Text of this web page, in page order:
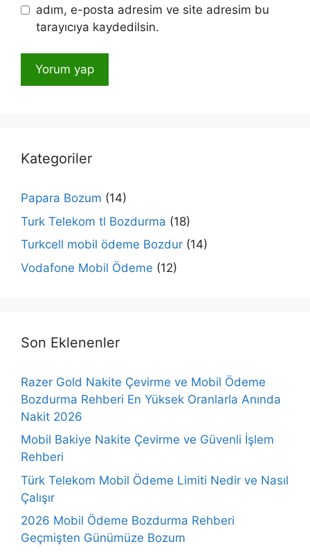
adım, e-posta adresim ve site adresim bu
tarayıcıya kaydedilsin.
Kategoriler
Papara Bozum (14)
Turk Telekom tl Bozdurma (18)
Turkcell mobil ödeme Bozdur (14)
Vodafone Mobil Ödeme (12)
Son Eklenenler
Razer Gold Nakite Çevirme ve Mobil Ödeme
Bozdurma Rehberi En Yüksek Oranlarla Anında
Nakit 2026
Mobil Bakiye Nakite Çevirme ve Güvenli İşlem
Rehberi
Türk Telekom Mobil Ödeme Limiti Nedir ve Nasıl
Çalışır
2026 Mobil Ödeme Bozdurma Rehberi
Geçmişten Günümüze Bozum